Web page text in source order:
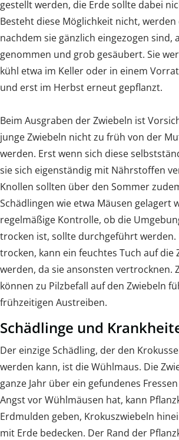
gestellt werden, die Erde sollte dabei
Besteht diese Möglichkeit nicht, werden
nachdem sie gänzlich eingezogen sind,
genommen und grob gesäubert. Sie
kühl etwa im Keller oder in einem
und erst im Herbst erneut gepflanzt.
Beim Ausgraben der Zwiebeln ist
junge Zwiebeln nicht zu früh von der
werden. Erst wenn sich diese
sie sich eigenständig mit Nährstoffen
Knollen sollten über den Sommer
Schädlingen wie etwa Mäusen gelagert
regelmäßige Kontrolle, ob die
trocken ist, sollte durchgeführt werden.
trocken, kann ein feuchtes Tuch auf die
werden, da sie ansonsten vertrocknen.
können zu Pilzbefall auf den Zwiebeln
frühzeitigen Austreiben.
Schädlinge und
Der einzige Schädling, der den
werden kann, ist die Wühlmaus. Die
ganze Jahr über ein gefundenes
Angst vor Wühlmäusen hat, kann
Erdmulden geben, Krokuszwiebeln
mit Erde bedecken. Der Rand der